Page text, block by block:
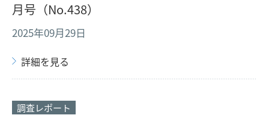
月号（No.438）
2025年09月29日
詳細を見る
調査レポート